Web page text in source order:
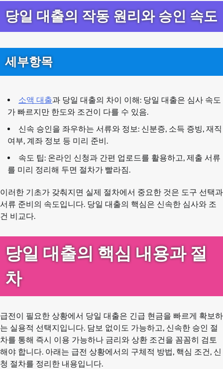
당일 대출의 작동 원리와 승인 속도
세부항목
소액 대출과 당일 대출의 차이 이해: 당일 대출은 심사 속도
가 빠르지만 한도와 조건이 다를 수 있음.
신속 승인을 좌우하는 서류와 정보: 신분증, 소득 증빙, 재직
여부, 계좌 정보 등 미리 준비.
속도 팁: 온라인 신청과 간편 업로드를 활용하고, 제출 서류
를 미리 정리해 두면 절차가 빨라짐.
이러한 기초가 갖춰지면 실제 절차에서 중요한 것은 도구 선택과
서류 준비의 속도입니다. 당일 대출의 핵심은 신속한 심사와 조
건 비교다.
당일 대출의 핵심 내용과 절
차
급전이 필요한 상황에서 당일 대출은 긴급 현금을 빠르게 확보하
는 실용적 선택지입니다. 담보 없이도 가능하고, 신속한 승인 절
차를 통해 즉시 이용 가능하나 금리와 상환 조건을 꼼꼼히 검토
해야 합니다. 아래는 급전 상황에서의 구체적 방법, 핵심 조건, 신
청 절차를 정리한 내용입니다.